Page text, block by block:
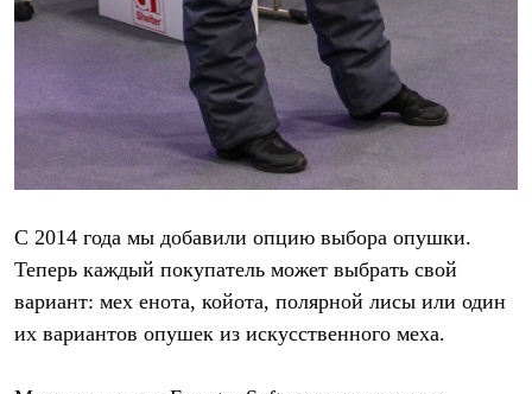
С 2014 года мы добавили опцию выбора опушки.
Теперь каждый покупатель может выбрать свой
вариант: мех енота, койота, полярной лисы или один
их вариантов опушек из искусственного меха.